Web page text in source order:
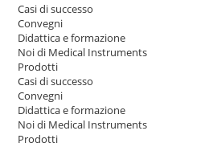
Casi di successo
Convegni
Didattica e formazione
Noi di Medical Instruments
Prodotti
Casi di successo
Convegni
Didattica e formazione
Noi di Medical Instruments
Prodotti